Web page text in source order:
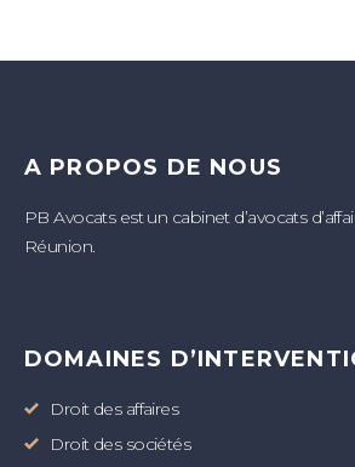
A PROPOS DE NOUS
PB Avocats est un cabinet d’avocats
Réunion.
DOMAINES
Droit des affaires
Droit des sociétés